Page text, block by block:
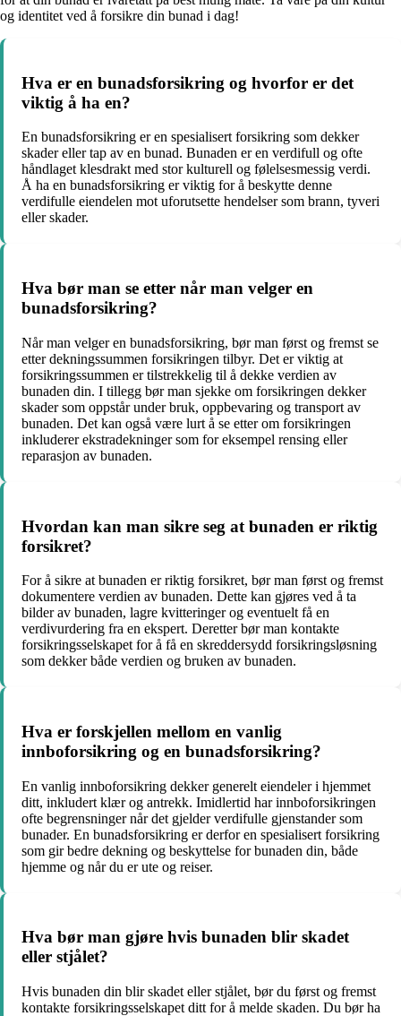
og identitet ved å forsikre din bunad i dag!
Hva er en bunadsforsikring og hvorfor er det
viktig å ha en?
En bunadsforsikring er en spesialisert forsikring som dekker
skader eller tap av en bunad. Bunaden er en verdifull og ofte
håndlaget klesdrakt med stor kulturell og følelsesmessig verdi.
Å ha en bunadsforsikring er viktig for å beskytte denne
verdifulle eiendelen mot uforutsette hendelser som brann, tyveri
eller skader.
Hva bør man se etter når man velger en
bunadsforsikring?
Når man velger en bunadsforsikring, bør man først og fremst se
etter dekningssummen forsikringen tilbyr. Det er viktig at
forsikringssummen er tilstrekkelig til å dekke verdien av
bunaden din. I tillegg bør man sjekke om forsikringen dekker
skader som oppstår under bruk, oppbevaring og transport av
bunaden. Det kan også være lurt å se etter om forsikringen
inkluderer ekstradekninger som for eksempel rensing eller
reparasjon av bunaden.
Hvordan kan man sikre seg at bunaden er riktig
forsikret?
For å sikre at bunaden er riktig forsikret, bør man først og fremst
dokumentere verdien av bunaden. Dette kan gjøres ved å ta
bilder av bunaden, lagre kvitteringer og eventuelt få en
verdivurdering fra en ekspert. Deretter bør man kontakte
forsikringsselskapet for å få en skreddersydd forsikringsløsning
som dekker både verdien og bruken av bunaden.
Hva er forskjellen mellom en vanlig
innboforsikring og en bunadsforsikring?
En vanlig innboforsikring dekker generelt eiendeler i hjemmet
ditt, inkludert klær og antrekk. Imidlertid har innboforsikringen
ofte begrensninger når det gjelder verdifulle gjenstander som
bunader. En bunadsforsikring er derfor en spesialisert forsikring
som gir bedre dekning og beskyttelse for bunaden din, både
hjemme og når du er ute og reiser.
Hva bør man gjøre hvis bunaden blir skadet
eller stjålet?
Hvis bunaden din blir skadet eller stjålet, bør du først og fremst
kontakte forsikringsselskapet ditt for å melde skaden. Du bør ha